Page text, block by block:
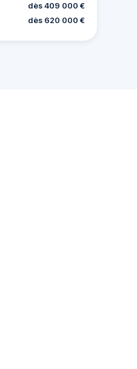
dès 409 000 €
dès 620 000 €